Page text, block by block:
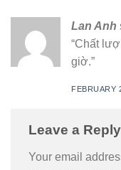
Lan Anh
“Chất
giờ.”
FEBRUARY
Leave a Reply
Your email